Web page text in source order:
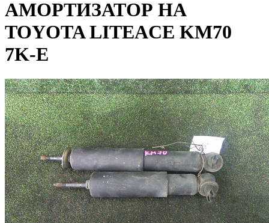
АМОРТИЗАТОР НА
TOYOTA LITEACE KM70
7K-E